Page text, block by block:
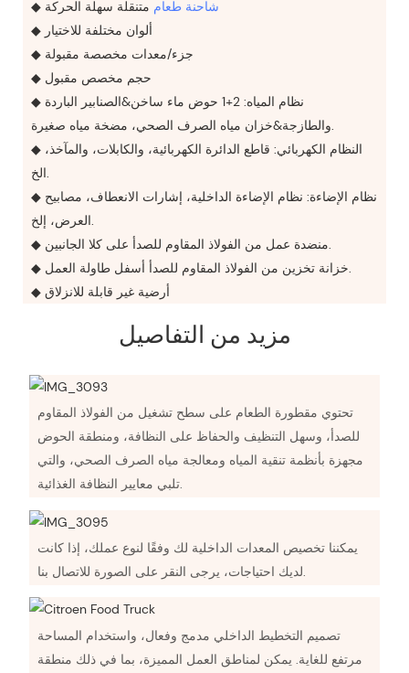
◆ شاحنة طعام متنقلة سهلة الحركة
◆ ألوان مختلفة للاختيار
◆ جزء/معدات مخصصة مقبولة
◆ حجم مخصص مقبول
◆ نظام المياه: 2+1 حوض ماء ساخن&الصنابير الباردة
والطازجة&خزان مياه الصرف الصحي، مضخة مياه صغيرة.
◆ النظام الكهربائي: قاطع الدائرة الكهربائية، والكابلات، والمآخذ،
الخ.
◆ نظام الإضاءة: نظام الإضاءة الداخلية، إشارات الانعطاف، مصابيح
العرض، إلخ.
◆ منضدة عمل من الفولاذ المقاوم للصدأ على كلا الجانبين.
◆ خزانة تخزين من الفولاذ المقاوم للصدأ أسفل طاولة العمل.
مزيد من التفاصيل
تحتوي مقطورة الطعام على سطح تشغيل من الفولاذ المقاوم
للصدأ، وسهل التنظيف والحفاظ على النظافة، ومنطقة الحوض
مجهزة بأنظمة تنقية المياه ومعالجة مياه الصرف الصحي، والتي
تلبي معايير النظافة الغذائية.
يمكننا تخصيص المعدات الداخلية لك وفقًا لنوع عملك، إذا كانت
لديك احتياجات، يرجى النقر على الصورة للاتصال بنا.
تصميم التخطيط الداخلي مدمج وفعال، واستخدام المساحة
مرتفع للغاية. يمكن لمناطق العمل المميزة، بما في ذلك منطقة